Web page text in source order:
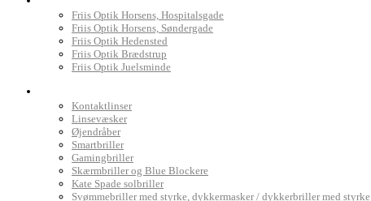
Friis Optik Horsens, Hospitalsgade
Friis Optik Horsens, Søndergade
Friis Optik Hedensted
Friis Optik Brædstrup
Friis Optik Juelsminde
Kontaktlinser
Linsevæsker
Øjendråber
Smartbriller
Gamingbriller
Skærmbriller og Blue Blockere
Kate Spade solbriller
Svømmebriller med styrke, dykkermasker / dykkerbriller med styrke